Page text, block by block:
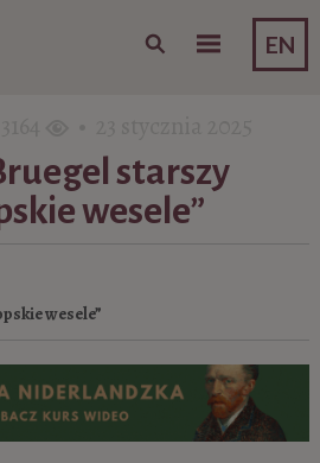
EN
Skip to content
starszy
wesele”
wesele”